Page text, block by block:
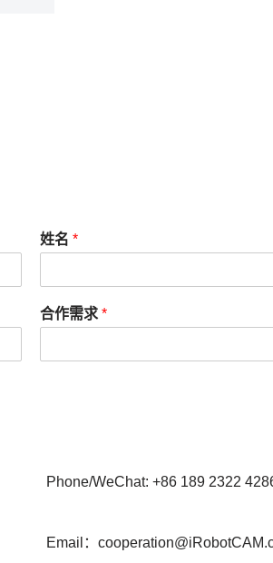
姓名*
合作需求*
Phone/WeChat: +86 189 2322
Email：